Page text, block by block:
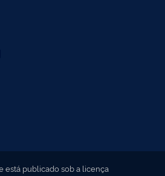
está publicado sob a licença